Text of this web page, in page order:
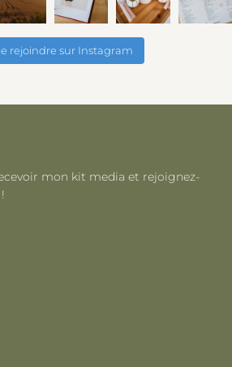
rejoindre sur Instagram
mon kit media et rejoignez-